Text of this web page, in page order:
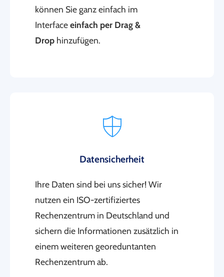
können Sie ganz einfach im
Interfaceeinfach per Drag &
Drop hinzufügen.
Datensicherheit
Ihre Daten sind bei uns sicher! Wir
nutzen ein ISO-zertifiziertes
Rechenzentrum in Deutschland und
sichern die Informationen zusätzlich in
einem weiteren georeduntanten
Rechenzentrum ab.